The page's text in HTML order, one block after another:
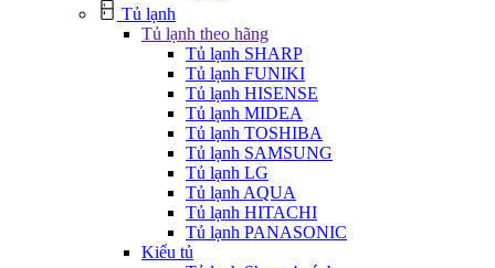
Tủ lạnh
Tủ lạnh theo hãng
Tủ lạnh SHARP
Tủ lạnh FUNIKI
Tủ lạnh HISENSE
Tủ lạnh MIDEA
Tủ lạnh TOSHIBA
Tủ lạnh SAMSUNG
Tủ lạnh LG
Tủ lạnh AQUA
Tủ lạnh HITACHI
Tủ lạnh PANASONIC
Kiểu tủ